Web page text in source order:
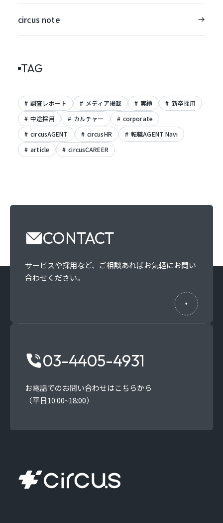
circus note
TAG
調査レポート メディア掲載 実績
新卒採用
中途採用
カルチャー
corporate
circusAGENT
circusHR
転職AGENT Navi
article
circusCAREER
CONTACT
サービスや採用など、 ご相談あればお気軽にお問い
合わせください。
03-4405-4931
お電話でのお問い合わせはこちらから
（平日10:00~18:00）